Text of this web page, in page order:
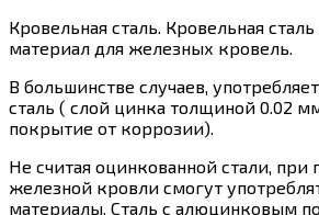
Кровельная сталь. Кровельная
материал для железных кровель.
В большинстве случаев,
сталь ( слой цинка толщиной 0.02
покрытие от коррозии).
Не считая оцинкованной стали, при
железной кровли смогут
материалы. Сталь с алюцинковым